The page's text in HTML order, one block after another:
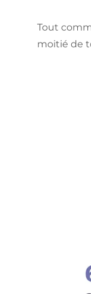
Tout
moitié de